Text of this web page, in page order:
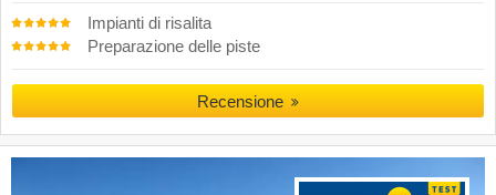
Impianti di risalita
Preparazione delle piste
Recensione